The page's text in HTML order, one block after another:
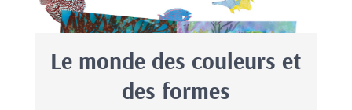
Le monde des couleurs et
des formes